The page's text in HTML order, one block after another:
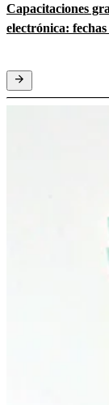
Capacitaciones
electrónica: